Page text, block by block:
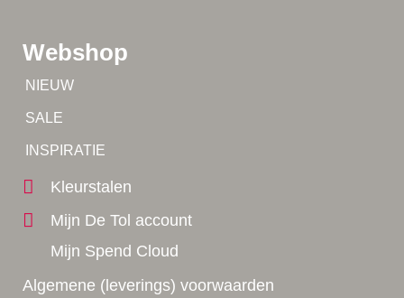
Webshop
NIEUW
SALE
INSPIRATIE
Kleurstalen
Mijn De Tol account
Mijn Spend Cloud
Algemene (leverings) voorwaarden